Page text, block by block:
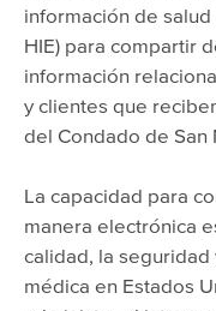
información de salud
HIE) para compartir
información
y clientes que
del Condado de San
La capacidad para
manera electrónica
calidad, la seguridad
médica en Estados